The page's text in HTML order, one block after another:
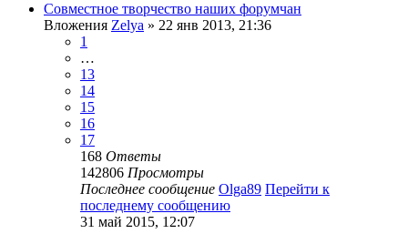
Совместное творчество наших форумчан
Вложения Zelya » 22 янв 2013, 21:36
1
…
13
14
15
16
17
168 Ответы
142806 Просмотры
Последнее сообщение Olga89 Перейти к
последнему сообщению
31 май 2015, 12:07